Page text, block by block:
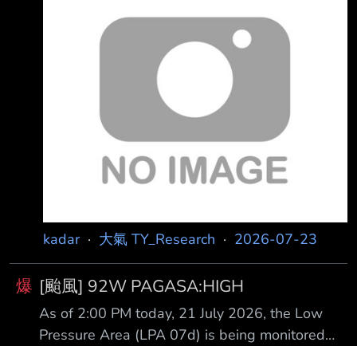
030KT GUST 045KT
https://i.meee.com.tw/r76wwLe.png -- 風場掃
描 https://i.meee.com.tw/x5ZAgxg.png
https://i.meee.com.tw/P0cOVFc.
kadar· 大氣 TY_Research · 2026-07-23
爆 [颱風] 92W PAGASA:HIGH
As of 2:00 PM today, 21 July 2026, the Low
Pressure Area (LPA 07d) is being monitored